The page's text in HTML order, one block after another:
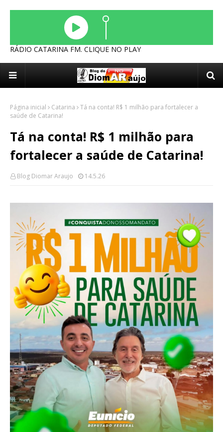
RÁDIO CATARINA FM. CLIQUE NO PLAY
Página inicial Catarina
Tá na conta! R$ 1 milhão para fortalecer a
saúde de Catarina!
Tá na conta! R$ 1 milhão para
fortalecer a saúde de Catarina!
Blog Diomar Araujo 14.5.26